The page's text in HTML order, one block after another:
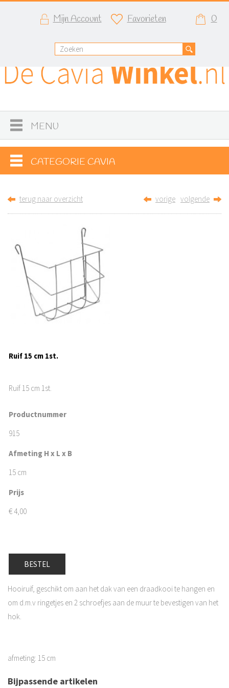
Mijn Account Favorieten 0
MENU
CATEGORIE CAVIA
terug naar overzicht vorige volgende
Ruif 15 cm 1st.
Ruif 15 cm 1st.
Productnummer
915
Afmeting H x L x B
15 cm
Prijs
€4,00
BESTEL
Hooiruif, geschikt om aan het dak van een draadkooi te hangen en
om d.m.v ringetjes en 2 schroefjes aan de muur te bevestigen van het
hok.
afmeting: 15 cm
Bijpassende artikelen